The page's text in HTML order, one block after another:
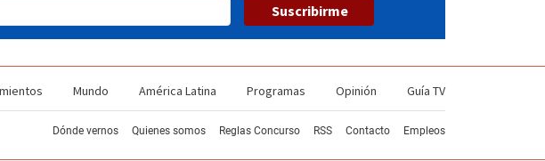
Suscribirme
Mundo América Latina Programas Opinión Guía TV
Dónde vernos Quienes somos Reglas Concurso RSS Contacto Empleos